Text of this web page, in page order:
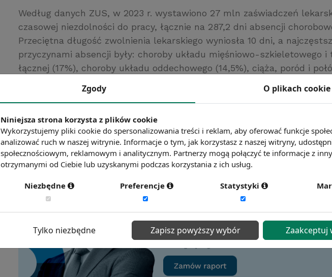
Według danych ZUS, w 2023 r. wystawiono 27 mln zaświadczeń
czasowej niezdolności do pracy, łącznie na 287,2 dni absencji
Przeciętna długość zwolnienia lekarskiego wyniosła 10 dni, a
przyczynami absencji były: choroby układu mięśniowo-szkieletowego i
łącznej (17%), choroby układu oddechowego (14,5%), ciąża, poród i
zewnętrznych” (13,4%) ora zaburzenia psychiczne i zaburzenia
Chcesz wiedzieć więcej?
Zobacz więcej wiadomości
Zgody O plikach cookie
Niniejsza strona korzysta z plików cookie
Wykorzystujemy pliki cookie do spersonalizowania treści i reklam, aby oferować funkcje
analizować ruch w naszej witrynie. Informacje o tym, jak korzystasz z naszej witryny,
społecznościowym, reklamowym i analitycznym. Partnerzy mogą połączyć te informacje z
otrzymanymi od Ciebie lub uzyskanymi podczas korzystania z ich usług.
Niezbędne Preferencje Statystyki
Tylko niezbędne Zapisz powyższy wybór Zaakceptuj